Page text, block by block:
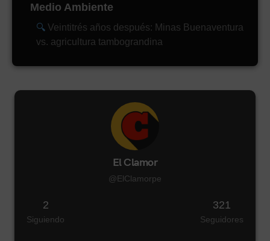
Medio Ambiente
Veintitrés años después: Minas Buenaventura
vs. agricultura tambograndina
El Clamor
@ElClamorpe
2
Siguiendo
321
Seguidores